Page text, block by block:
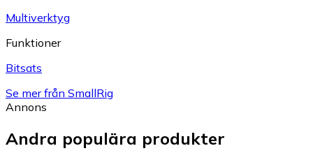
Multiverktyg
Funktioner
Bitsats
Se mer från SmallRig
Annons
Andra populära produkter